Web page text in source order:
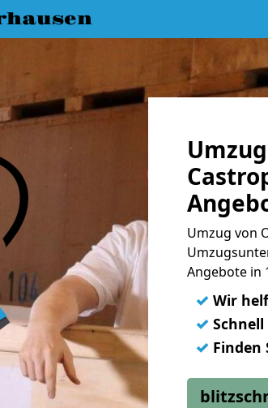
Umzug von
Angebote in
✓ Wir
✓
✓ Finden